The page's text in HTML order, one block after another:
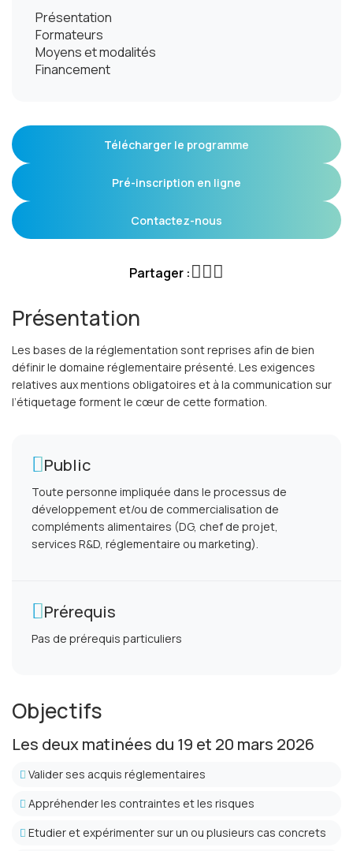
Présentation
Formateurs
Moyens et modalités
Financement
Télécharger le programme
Pré-inscription en ligne
Contactez-nous
Partager :
Présentation
Les bases de la réglementation sont reprises afin de bien
définir le domaine réglementaire présenté. Les exigences
relatives aux mentions obligatoires et à la communication sur
l’étiquetage forment le cœur de cette formation.
Public
Toute personne impliquée dans le processus de
développement et/ou de commercialisation de
compléments alimentaires (DG, chef de projet,
services R&D, réglementaire ou marketing).
Prérequis
Pas de prérequis particuliers
Objectifs
Les deux matinées du 19 et 20 mars 2026
Valider ses acquis réglementaires
Appréhender les contraintes et les risques
Etudier et expérimenter sur un ou plusieurs cas concrets